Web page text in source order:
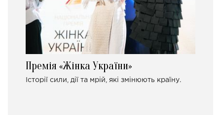
Премія «Жінка України»
Історії сили, дії та мрій, які змінюють країну.